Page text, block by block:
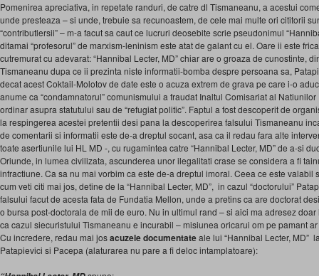
Pomenirea apreciativa, in repetate randuri, de catre dl Tismaneanu, a acestui
unde presteaza – si unde, trebuie sa recunoastem, de cele mai multe ori cititorii
“contributlersii” – m-a facut sa caut ce lucruri deosebite scrie pseudonimul
ditamai “profesorul” de marxism-leninism este atat de galant cu el. Oare ii este
cutremurat cu adevarat: “Hannibal Lecter, MD” chiar are o groaza de cunostinte,
Tismaneanu dupa ce ii prezinta niste informatii-bomba despre persoana sa,
decat acest Coktail-Molotov de date este o acuza extrem de grava pe care i-o
anume ca “condamnatorul” comunismului a fraudat Inaltul Comisariat al
ordinar asupra statutului sau de “refugiat politic”. Faptul a fost descoperit de
la respingerea acestei pretentii desi pana la descoperirea falsului Tismaneanu
de comentarii si informatii este de-a dreptul socant, asa ca il redau fara alte
toate asertiunile lui HL MD -, cu rugamintea catre “Hannibal Lecter, MD” de a-si
Oriunde, in lumea civilizata, ascunderea unor ilegalitati crase se considera a fi
infractiune. Ca sa nu mai vorbim ca este de-a dreptul imoral. Ceea ce este valabil
cum veti citi mai jos, detine de la “Hannibal Lecter, MD”, in cazul “doctorului”
falsului facut de acesta fata de Fundatia Mellon, unde a pretins ca are doctorat
o bursa post-doctorala de mii de euro. Nu in ultimul rand – si aici ma adresez doar
ca cazul siecuristului Tismaneanu e incurabil – misiunea oricarui om pe pamant
Cu incredere, redau mai josacuzeledocumentateale lui “Hannibal Lecter, MD”
Patapievici si Pacepa (alaturarea nu pare a fi deloc intamplatoare):